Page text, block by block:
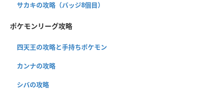
サカキの攻略（バッジ8個目）
ポケモンリーグ攻略
四天王の攻略と手持ちポケモン
カンナの攻略
シバの攻略